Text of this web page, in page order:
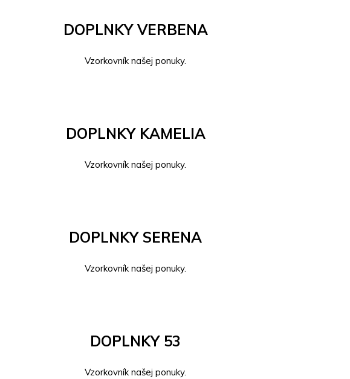
DOPLNKY VERBENA
Vzorkovník našej ponuky.
DOPLNKY KAMELIA
Vzorkovník našej ponuky.
DOPLNKY SERENA
Vzorkovník našej ponuky.
DOPLNKY 53
Vzorkovník našej ponuky.